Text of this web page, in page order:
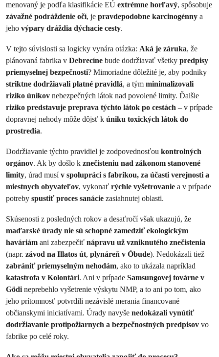
menovaný je podľa klasifikácie EÚ extrémne horľavý, spôsobuje
závažné podráždenie očí, je pravdepodobne karcinogénny a
jeho výpary dráždia dýchacie cesty.
V tejto súvislosti sa logicky vynára otázka: Aká je záruka, že
plánovaná fabrika v Debrecíne bude dodržiavať všetky predpisy
priemyselnej bezpečnosti? Mimoriadne dôležité je, aby podniky
striktne dodržiavali platné pravidlá, a tým minimalizovali
riziko únikov nebezpečných látok nad povolené limity. Ďalšie
riziko predstavuje preprava týchto látok po cestách – v prípade
dopravnej nehody môže dôjsť k úniku toxických látok do
prostredia.
Dodržiavanie týchto pravidiel je zodpovednosťou kontrolných
orgánov. Ak by došlo k znečisteniu nad zákonom stanovené
limity, úrad musív spolupráci s fabrikou, za účasti verejnosti a
miestnych obyvateľov, vykonať rýchle vyšetrovanie a v prípade
potreby spustiť proces sanácie zasiahnutej oblasti.
Skúsenosti z posledných rokov a desaťročí však ukazujú, že
maďarské úrady nie sú schopné zamedziť ekologickým
haváriám ani zabezpečiť nápravu už vzniknutého znečistenia
(napr. závod na Illatos út, plynáreň v Óbude). Nedokázali tiež
zabrániť priemyselným nehodám, ako to ukázala napríklad
katastrofa v Kolontári. Ani v prípade Samsungovej továrne v
Gödineprebehlo vyšetrenie výskytu NMP, a to ani po tom, ako
jeho prítomnosť potvrdili nezávislé merania financované
občianskymi iniciatívami. Úrady navyše nedokázali vynútiť
dodržiavanie protipožiarnych a bezpečnostných predpisov vo
fabrike po celé roky.